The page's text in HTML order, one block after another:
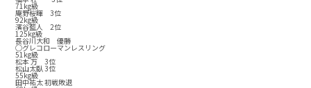
71kg級
庵野桜暉 3位
92kg級
濱谷藍人 2位
125kg級
長谷川大和 優勝
◯グレコローマンレスリング
51kg級
松本 万 3位
松山太臥 3位
55kg級
田中祐太 初戦敗退